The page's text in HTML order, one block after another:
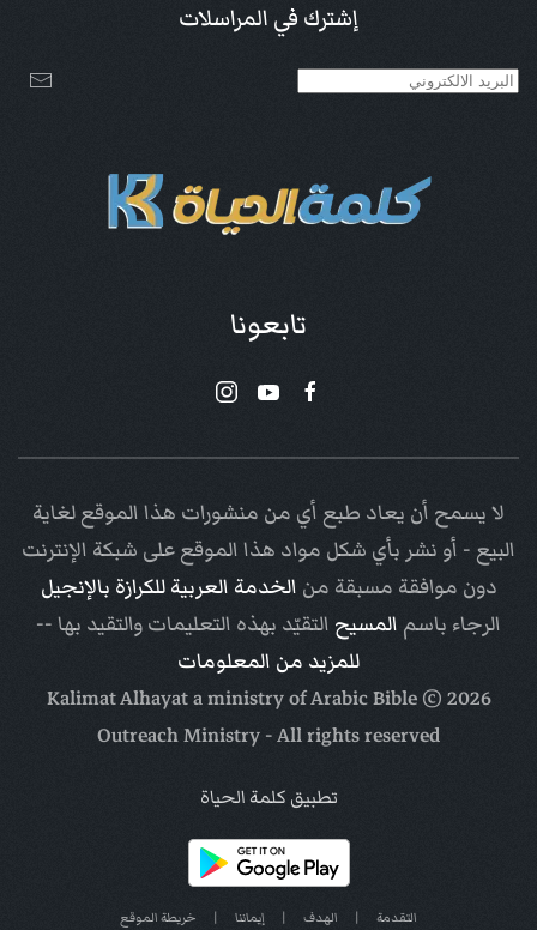
إشترك في المراسلات
تابعونا
لا يسمح أن يعاد طبع أي من منشورات هذا الموقع لغاية
البيع - أو نشر بأي شكل مواد هذا الموقع على شبكة الإنترنت
دون موافقة مسبقة من الخدمة العربية للكرازة بالإنجيل
الرجاء باسم المسيح التقيّد بهذه التعليمات والتقيد بها --
للمزيد من المعلومات
2026
© Kalimat Alhayat a ministry of
Arabic Bible
Outreach Ministry- All rights reserved
تطبيق كلمة الحياة
التقدمة | الهدف | إيماننا | خريطة الموقع